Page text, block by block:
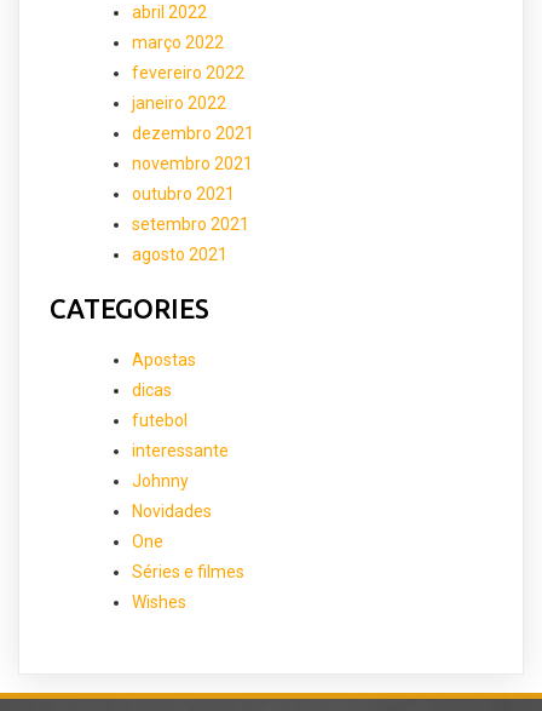
abril 2022
março 2022
fevereiro 2022
janeiro 2022
dezembro 2021
novembro 2021
outubro 2021
setembro 2021
agosto 2021
CATEGORIES
Apostas
dicas
futebol
interessante
Johnny
Novidades
One
Séries e filmes
Wishes